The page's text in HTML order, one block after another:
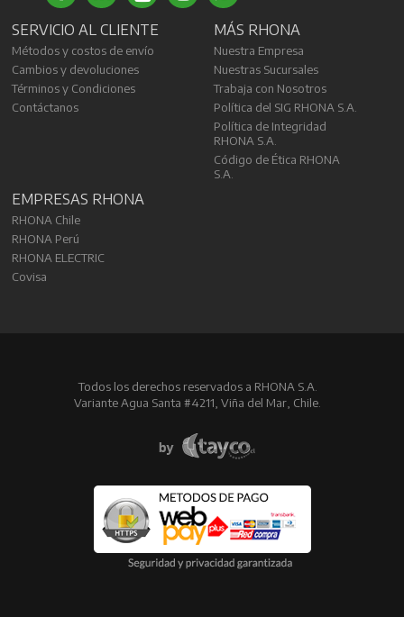
SERVICIO AL CLIENTE
Métodos y costos de envío
Cambios y devoluciones
Términos y Condiciones
Contáctanos
MÁS RHONA
Nuestra Empresa
Nuestras Sucursales
Trabaja con Nosotros
Política del SIG RHONA S.A.
Política de Integridad
RHONA S.A.
Código de Ética RHONA
S.A.
EMPRESAS RHONA
RHONA Chile
RHONA Perú
RHONA ELECTRIC
Covisa
Todos los derechos reservados a RHONA S.A.
Variante Agua Santa #4211, Viña del Mar, Chile.